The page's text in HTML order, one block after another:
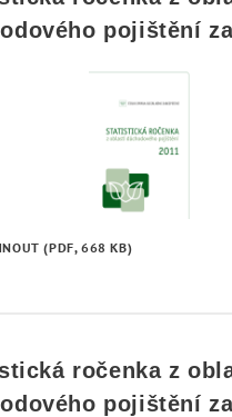
pojištění
(PDF, 668 KB)
ročenka z
pojištění